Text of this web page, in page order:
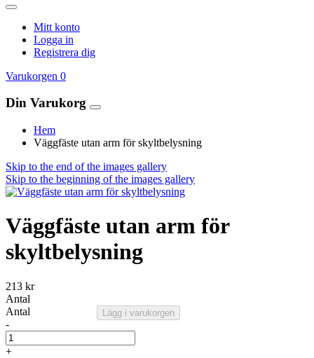
Mitt konto
Logga in
Registrera dig
Varukorgen 0
Din Varukorg
Hem
Väggfäste utan arm för skyltbelysning
Skip to the end of the images gallery
Skip to the beginning of the images gallery
Väggfäste utan arm för
skyltbelysning
213 kr
Antal
Antal
-
+
Lägg i varukorgen